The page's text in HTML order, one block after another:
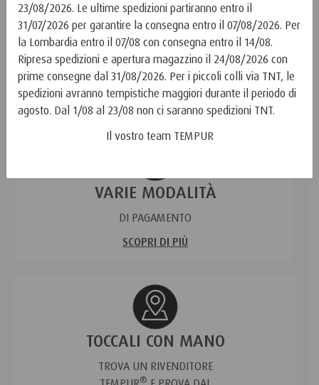
RESO GRATUITO
ENTRO 30 GIORNI
SCOPRI DI PIÙ
VARIE MODALITÀ
DI PAGAMENTO
SCOPRI DI PIÙ
TOCCALI CON MANO
TROVA UN RIVENDITORE
®
23/08/2026. Le ultime spedizioni partiranno entro il
31/07/2026 per garantire la consegna entro il 07/08/2026. Per
la Lombardia entro il 07/08 con consegna entro il 14/08.
Ripresa spedizioni e apertura magazzino il 24/08/2026 con
prime consegne dal 31/08/2026. Per i piccoli colli via TNT, le
spedizioni avranno tempistiche maggiori durante il periodo di
agosto. Dal 1/08 al 23/08 non ci saranno spedizioni TNT.
Il vostro team TEMPUR